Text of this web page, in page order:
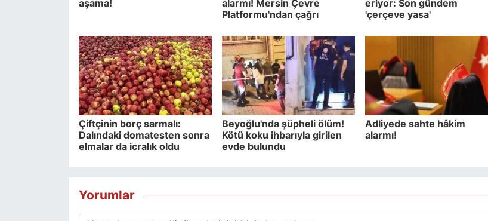
aşama!
alarmı! Mersin Çevre
Platformu'ndan çağrı
eriyor: Son gündem
'çerçeve yasa'
Çiftçinin borç sarmalı:
Dalındaki domatesten sonra
elmalar da icralık oldu
Beyoğlu'nda şüpheli ölüm!
Kötü koku ihbarıyla girilen
evde bulundu
Adliyede sahte hâkim
alarmı!
Yorumlar